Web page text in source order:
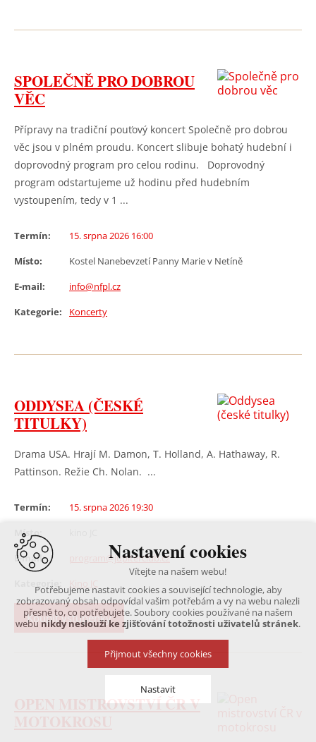
SPOLEČNĚ PRO DOBROU
VĚC
Přípravy na tradiční pouťový koncert Společně pro dobrou
věc jsou v plném proudu. Koncert slibuje bohatý hudební i
doprovodný program pro celou rodinu. Doprovodný
program odstartujeme už hodinu před hudebním
vystoupením, tedy v 1 ...
Termín:
15. srpna 2026 16:00
Místo:
Kostel Nanebevzetí Panny Marie v Netíně
E-mail:
info@nfpl.cz
Kategorie:
Koncerty
ODDYSEA (ČESKÉ
TITULKY)
Drama USA. Hrají M. Damon, T. Holland, A. Hathaway, R.
Pattinson. Režie Ch. Nolan. ...
Termín:
15. srpna 2026 19:30
Místo:
E-mail:
program@jupiterclub.cz
Kategorie:
Kino JC
Koupit vstupenky
OPEN MISTROVSTVÍ ČR V
Nastavení cookies
Vítejte na našem webu!
Potřebujeme nastavit cookies a související technologie, aby
zobrazovaný obsah odpovídal vašim potřebám a vy na webu nalezli
přesně to, co potřebujete. Soubory cookies používané na našem
webu nikdy neslouží ke zjišťování totožnosti uživatelů stránek.
Přijmout všechny cookies
Nastavit